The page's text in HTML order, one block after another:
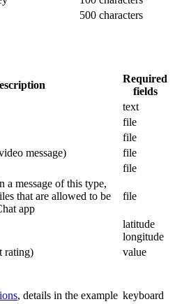
500 characters
Required
fields
text
file
file
message)
file
file
a message of this type,
that are allowed to be
app
file
latitude
longitude
rating)
value
, details in the example keyboard